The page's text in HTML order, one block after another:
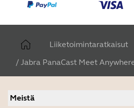
Liiketoimintaratkaisut
/ Jabra PanaCast Meet
Meistä